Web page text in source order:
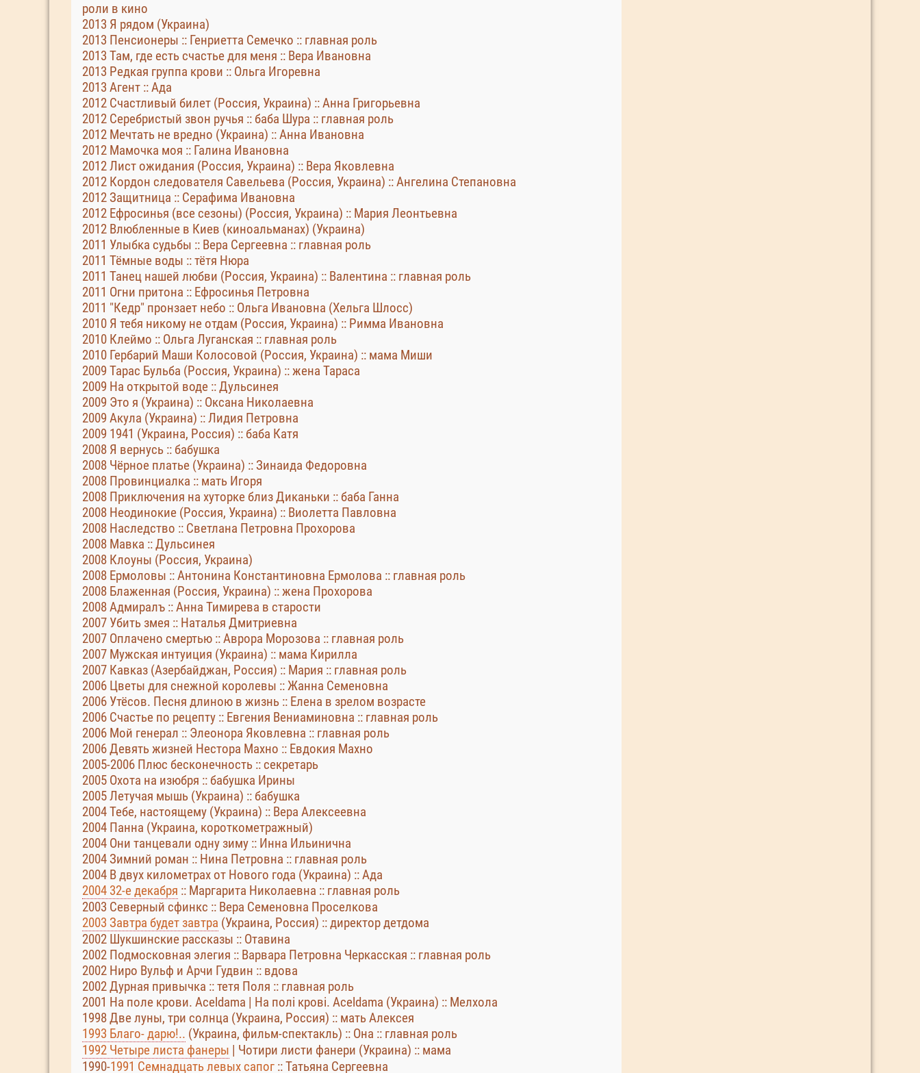
роли в кино
2013 Я рядом (Украина)
2013 Пенсионеры :: Генриетта Семечко :: главная роль
2013 Там, где есть счастье для меня :: Вера Ивановна
2013 Редкая группа крови :: Ольга Игоревна
2013 Агент :: Ада
2012 Счастливый билет (Россия, Украина) :: Анна Григорьевна
2012 Серебристый звон ручья :: баба Шура :: главная роль
2012 Мечтать не вредно (Украина) :: Анна Ивановна
2012 Мамочка моя :: Галина Ивановна
2012 Лист ожидания (Россия, Украина) :: Вера Яковлевна
2012 Кордон следователя Савельева (Россия, Украина) :: Ангелина Степановна
2012 Защитница :: Серафима Ивановна
2012 Ефросинья (все сезоны) (Россия, Украина) :: Мария Леонтьевна
2012 Влюбленные в Киев (киноальманах) (Украина)
2011 Улыбка судьбы :: Вера Сергеевна :: главная роль
2011 Тёмные воды :: тётя Нюра
2011 Танец нашей любви (Россия, Украина) :: Валентина :: главная роль
2011 Огни притона :: Ефросинья Петровна
2011 "Кедр" пронзает небо :: Ольга Ивановна (Хельга Шлосс)
2010 Я тебя никому не отдам (Россия, Украина) :: Римма Ивановна
2010 Клеймо :: Ольга Луганская :: главная роль
2010 Гербарий Маши Колосовой (Россия, Украина) :: мама Миши
2009 Тарас Бульба (Россия, Украина) :: жена Тараса
2009 На открытой воде :: Дульсинея
2009 Это я (Украина) :: Оксана Николаевна
2009 Акула (Украина) :: Лидия Петровна
2009 1941 (Украина, Россия) :: баба Катя
2008 Я вернусь :: бабушка
2008 Чёрное платье (Украина) :: Зинаида Федоровна
2008 Провинциалка :: мать Игоря
2008 Приключения на хуторке близ Диканьки :: баба Ганна
2008 Неодинокие (Россия, Украина) :: Виолетта Павловна
2008 Наследство :: Светлана Петровна Прохорова
2008 Мавка :: Дульсинея
2008 Клоуны (Россия, Украина)
2008 Ермоловы :: Антонина Константиновна Ермолова :: главная роль
2008 Блаженная (Россия, Украина) :: жена Прохорова
2008 Адмиралъ :: Анна Тимирева в старости
2007 Убить змея :: Наталья Дмитриевна
2007 Оплачено смертью :: Аврора Морозова :: главная роль
2007 Мужская интуиция (Украина) :: мама Кирилла
2007 Кавказ (Азербайджан, Россия) :: Мария :: главная роль
2006 Цветы для снежной королевы :: Жанна Семеновна
2006 Утёсов. Песня длиною в жизнь :: Елена в зрелом возрасте
2006 Счастье по рецепту :: Евгения Вениаминовна :: главная роль
2006 Мой генерал :: Элеонора Яковлевна :: главная роль
2006 Девять жизней Нестора Махно :: Евдокия Махно
2005-2006 Плюс бесконечность :: секретарь
2005 Охота на изюбря :: бабушка Ирины
2005 Летучая мышь (Украина) :: бабушка
2004 Тебе, настоящему (Украина) :: Вера Алексеевна
2004 Панна (Украина, короткометражный)
2004 Они танцевали одну зиму :: Инна Ильинична
2004 Зимний роман :: Нина Петровна :: главная роль
2004 В двух километрах от Нового года (Украина) :: Ада
2004 32-е декабря :: Маргарита Николаевна :: главная роль
2003 Северный сфинкс :: Вера Семеновна Проселкова
2003 Завтра будет завтра (Украина, Россия) :: директор детдома
2002 Шукшинские рассказы :: Отавина
2002 Подмосковная элегия :: Варвара Петровна Черкасская :: главная роль
2002 Ниро Вульф и Арчи Гудвин :: вдова
2002 Дурная привычка :: тетя Поля :: главная роль
2001 На поле крови. Aceldama | На полі крові. Aceldama (Украина) :: Мелхола
1998 Две луны, три солнца (Украина, Россия) :: мать Алексея
1993 Благо- дарю!.. (Украина, фильм-спектакль) :: Она :: главная роль
1992 Четыре листа фанеры | Чотири листи фанери (Украина) :: мама
1990-1991 Семнадцать левых сапог :: Татьяна Сергеевна